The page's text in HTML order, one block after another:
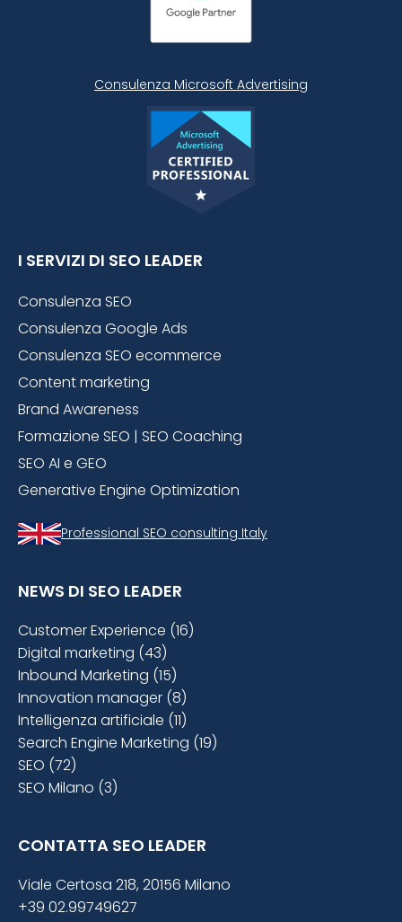
Consulenza Microsoft Advertising
I SERVIZI DI SEO LEADER
Consulenza SEO
Consulenza Google Ads
Consulenza SEO ecommerce
Content marketing
Brand Awareness
Formazione SEO | SEO Coaching
SEO AI e GEO
Generative Engine Optimization
Professional SEO consulting Italy
NEWS DI SEO LEADER
Customer Experience (16)
Digital marketing (43)
Inbound Marketing (15)
Innovation manager (8)
Intelligenza artificiale (11)
Search Engine Marketing (19)
SEO (72)
SEO Milano (3)
CONTATTA SEO LEADER
Viale Certosa 218, 20156 Milano
+39 02.99749627